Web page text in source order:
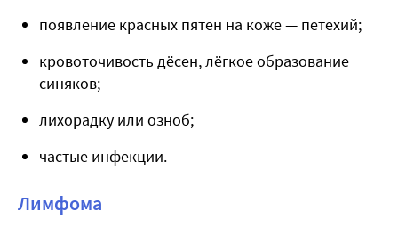
появление красных пятен на коже — петехий;
кровоточивость дёсен, лёгкое образование
синяков;
лихорадку или озноб;
частые инфекции.
Лимфома